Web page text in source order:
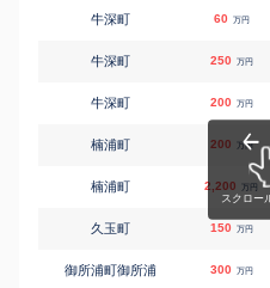
牛深町 60 万円
牛深町 250 万円
牛深町 200 万円
楠浦町 200 万円
楠浦町 2,200 万円
久玉町 150 万円
御所浦町御所浦 300 万円